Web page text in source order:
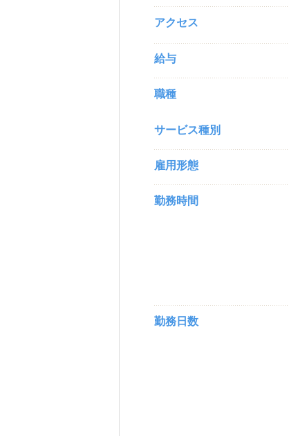
アクセス
給与
職種
サービス種別
雇用形態
勤務時間
勤務日数